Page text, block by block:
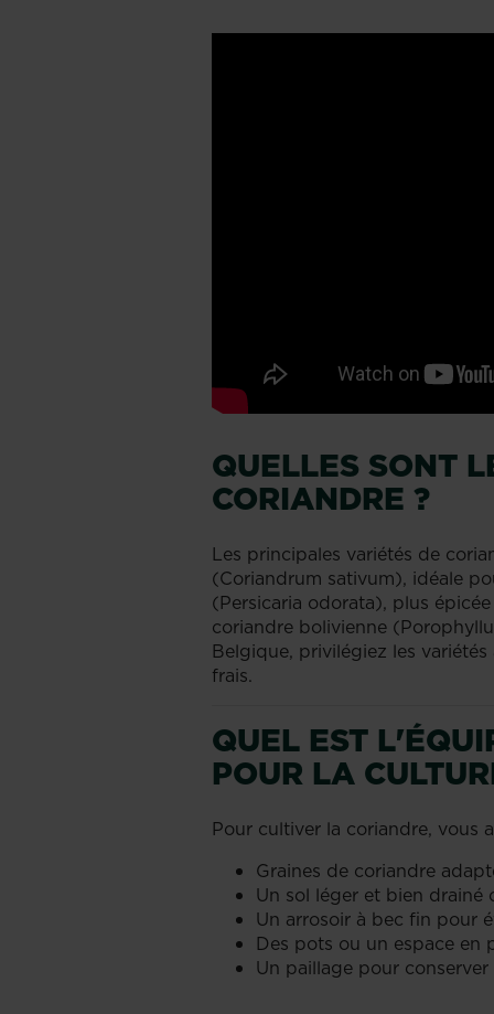
QUELLES SONT
CORIANDRE ?
Les principales variétés de
(Coriandrum sativum), idéale
(Persicaria odorata), plus
coriandre bolivienne
Belgique, privilégiez les
frais.
QUEL EST
POUR LA
Pour cultiver la coriandre, vous
Graines de coriandre
Un sol léger et bien drainé
Un arrosoir à bec fin pour
Des pots ou un espace en
Un paillage pour conserver